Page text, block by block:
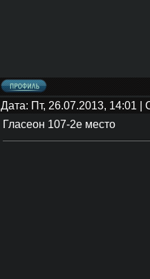
Дата: Пт, 26.07.2013, 14:01
Гласеон 107-2е место